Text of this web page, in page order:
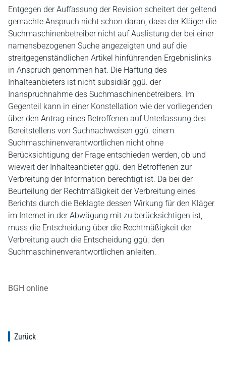
Entgegen der Auffassung der Revision scheitert der geltend
gemachte Anspruch nicht schon daran, dass der Kläger die
Suchmaschinenbetreiber nicht auf Auslistung der bei einer
namensbezogenen Suche angezeigten und auf die
streitgegenständlichen Artikel hinführenden Ergebnislinks
in Anspruch genommen hat. Die Haftung des
Inhalteanbieters ist nicht subsidiär ggü. der
Inanspruchnahme des Suchmaschinenbetreibers. Im
Gegenteil kann in einer Konstellation wie der vorliegenden
über den Antrag eines Betroffenen auf Unterlassung des
Bereitstellens von Suchnachweisen ggü. einem
Suchmaschinenverantwortlichen nicht ohne
Berücksichtigung der Frage entschieden werden, ob und
wieweit der Inhalteanbieter ggü. den Betroffenen zur
Verbreitung der Information berechtigt ist. Da bei der
Beurteilung der Rechtmäßigkeit der Verbreitung eines
Berichts durch die Beklagte dessen Wirkung für den Kläger
im Internet in der Abwägung mit zu berücksichtigen ist,
muss die Entscheidung über die Rechtmäßigkeit der
Verbreitung auch die Entscheidung ggü. den
Suchmaschinenverantwortlichen anleiten.
BGH online
Zurück